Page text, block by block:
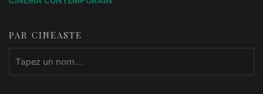
PAR CINÉASTE